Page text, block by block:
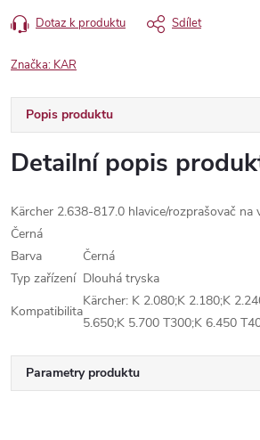
Dotaz k produktu Sdílet
Značka: KAR
Popis produktu
Detailní popis
Kärcher 2.638-817.0 hlavice/rozprašovač na
Černá
Barva
Černá
Typ zařízení Dlouhá tryska
Kompatibilita
Kärcher: K 2.080;K 2.180;K
5.650;K 5.700 T300;K 6.450
Parametry produktu